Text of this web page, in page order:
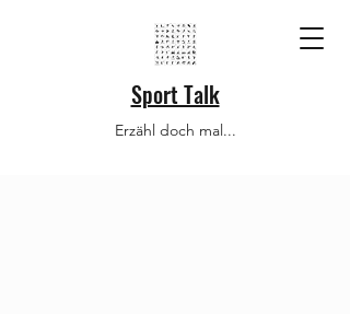
Sport Talk
Erzähl doch mal...